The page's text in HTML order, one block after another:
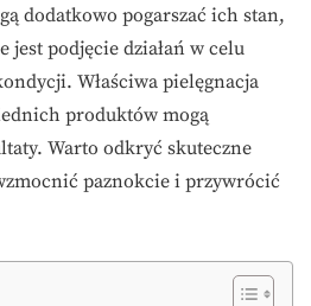
dodatkowo pogarszać ich stan,
jest podjęcie działań w celu
Właściwa pielęgnacja
produktów mogą
Warto odkryć skuteczne
paznokcie i przywrócić